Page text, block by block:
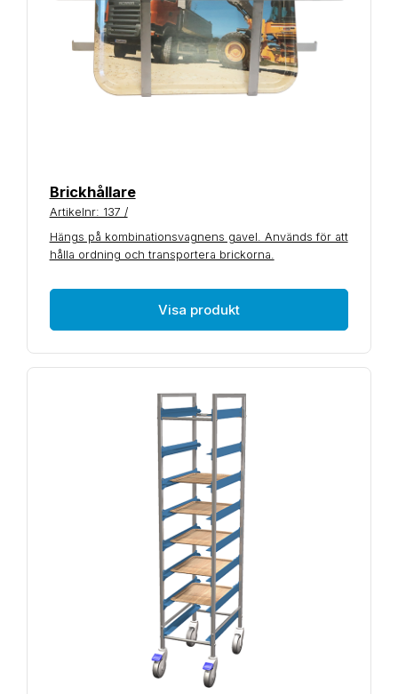
Brickhållare
Artikelnr: 137 /
Hängs på kombinationsvagnens gavel. Används för att
hålla ordning och transportera brickorna.
Visa produkt